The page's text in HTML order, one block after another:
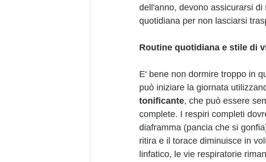
dell'anno, devono assicurarsi di
quotidiana per non lasciarsi
Routine quotidiana e stile di
E' bene non dormire troppo in
può iniziare la giornata
tonificante, che può essere
complete. I respiri completi
diaframma (pancia che si
ritira e il torace diminuisce in
linfatico, le vie respiratorie